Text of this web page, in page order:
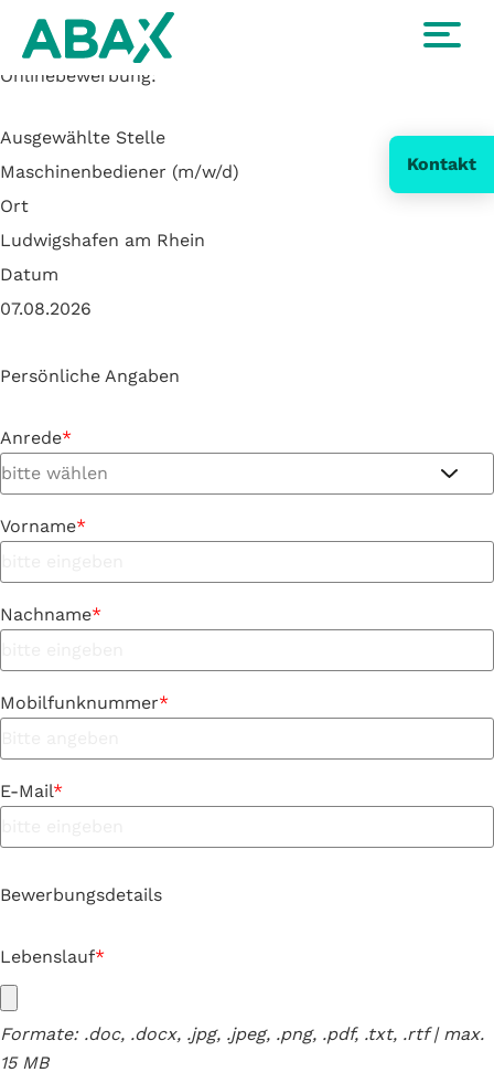
Kontakt
Zurück zur Stellenanzeige
Onlinebewerbung:
Ausgewählte Stelle
Maschinenbediener (m/w/d)
Ort
Ludwigshafen am Rhein
Datum
07.08.2026
Persönliche Angaben
Anrede*
Vorname*
Nachname*
Mobilfunknummer*
E-Mail*
Bewerbungsdetails
Lebenslauf*
Formate: .doc, .docx, .jpg, .jpeg, .png, .pdf, .txt, .rtf | max.
15 MB